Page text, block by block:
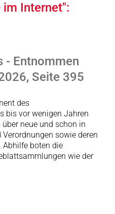
im Internet":
- Entnommen
Seite 395
des
bis vor wenigen Jahren
neue und schon in
sowie deren
Abhilfe boten die
wie der